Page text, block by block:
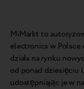
MiMarkt to
electronics w Polsce
działa na rynku
od ponad dziesięciu
udostępniając je w